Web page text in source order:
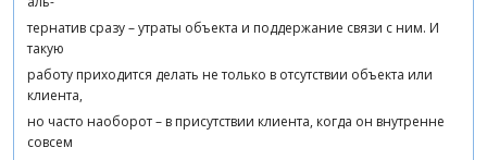
тернатив сразу – утраты объекта и поддержание связи с ним. И
такую
работу приходится делать не только в отсутствии объекта или
клиента,
но часто наоборот – в присутствии клиента, когда он внутренне
совсем